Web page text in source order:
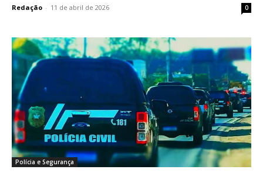
Redação - 11 de abril de 2026 0
Polícia e Segurança